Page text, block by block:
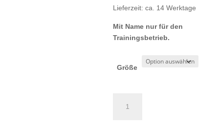
Lieferzeit: ca. 14 Werktage
Mit Name nur für den
Trainingsbetrieb.
Größe
Speyer